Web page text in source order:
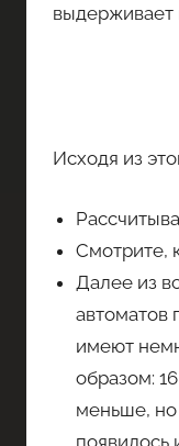
выдерживает
Исходя из
Смотрите,
Далее из
автоматов
имеют
образом:
меньше, но
появилось